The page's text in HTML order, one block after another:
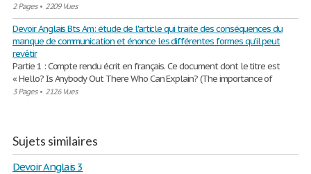
2 Pages• 2209 Vues
Devoir Anglais Bts Am: étude de l'article qui traite des conséquences du
manque de communication et énonce les différentes formes qu'il peut
revêtir
Partie 1 : Compte rendu écrit en français. Ce document dont le titre est
« Hello? Is Anybody Out There Who Can Explain? (The importance of
3 Pages• 2126 Vues
Sujets similaires
Devoir Anglais 3